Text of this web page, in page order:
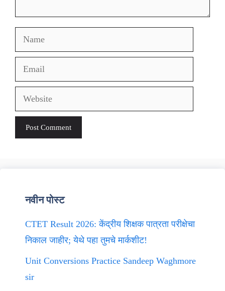
Name
Email
Website
नवीन पोस्ट
CTET Result 2026: केंद्रीय शिक्षक पात्रता परीक्षेचा
निकाल जाहीर; येथे पहा तुमचे मार्कशीट!
Unit Conversions Practice Sandeep Waghmore
sir